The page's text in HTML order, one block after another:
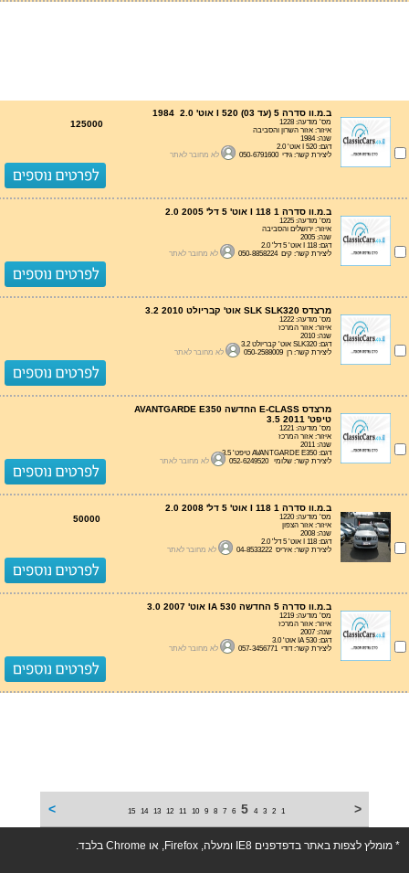
ב.מ.וו סדרה 5 (עד 03) I 520 אוט' 2.0 1984
מס' מודעה: 1228
איזור: אזור השרון והסביבה
שנה: 1984
דגם: I 520 אוט' 2.0
ליצירת קשר: גידי 050-6791600
לא מחובר לאתר
125000
ב.מ.וו סדרה 1 I 118 אוט' 5 דל' 2.0 2005
מס' מודעה: 1225
איזור: ירושלים והסביבה
שנה: 2005
דגם: I 118 אוט' 5 דל' 2.0
ליצירת קשר: קים 050-8858224
לא מחובר לאתר
מרצדס SLK SLK320 אוט' קבריולט 3.2 2010
מס' מודעה: 1222
איזור: אזור המרכז
שנה: 2010
דגם: SLK320 אוט' קבריולט 3.2
ליצירת קשר: רן 050-2588009
לא מחובר לאתר
מרצדס E-CLASS החדשה AVANTGARDE E350
טיפט' 3.5 2011
מס' מודעה: 1221
איזור: אזור המרכז
שנה: 2011
דגם: AVANTGARDE E350 טיפט' 3.5
ליצירת קשר: שלומי 052-6249520
לא מחובר לאתר
ב.מ.וו סדרה 1 I 118 אוט' 5 דל' 2.0 2008
מס' מודעה: 1220
איזור: אזור הצפון
שנה: 2008
דגם: I 118 אוט' 5 דל' 2.0
ליצירת קשר: איריס 04-8533222
לא מחובר לאתר
50000
ב.מ.וו סדרה 5 החדשה IA 530 אוט' 3.0 2007
מס' מודעה: 1219
איזור: אזור המרכז
שנה: 2007
דגם: IA 530 אוט' 3.0
ליצירת קשר: דודי 057-3456771
לא מחובר לאתר
<
1
2
3
4
5
6
7
8
9
10
11
12
13
14
15
>
* מומלץ לצפות באתר בדפדפנים IE8 ומעלה, Firefox, או Chrome בלבד.